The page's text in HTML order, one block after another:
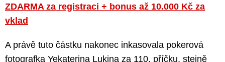
ZDARMA za registraci + bonus až 10.000 Kč za
vklad
A právě tuto částku nakonec inkasovala pokerová
fotografka Yekaterina Lukina za 110. příčku, stejně